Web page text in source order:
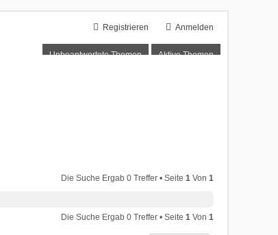
Anmelden
Registrieren
Unbeantwortete Themen Aktive Themen
Die Suche Ergab 0 Treffer • Seite 1 Von 1
Die Suche Ergab 0 Treffer • Seite 1 Von 1